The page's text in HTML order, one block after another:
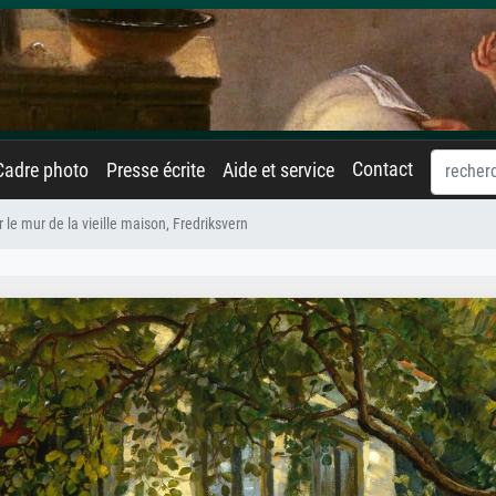
photo Presse écrite Aide et service Contact
le mur de la vieille maison, Fredriksvern